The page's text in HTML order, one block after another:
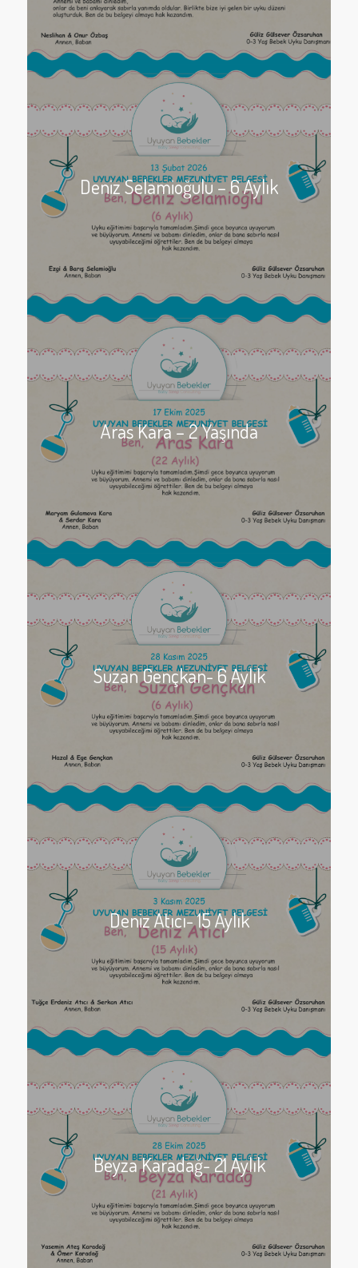
Deniz Selamioğulu – 6 Aylık
Aras Kara – 2 Yaşında
Suzan Gençkan- 6 Aylık
Deniz Atıcı- 15 Aylık
Beyza Karadağ- 21 Aylık